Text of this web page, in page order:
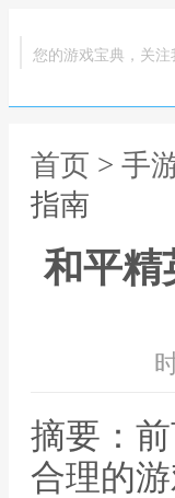
您的游戏宝典，关注
首页 > 手
指南
和平精
摘要：
合理的